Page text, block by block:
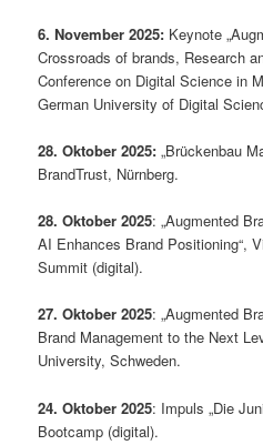
6. November 2025: Keynote
Crossroads of brands, Research
Conference on Digital Science in
German University of Digital
28. Oktober 2025: „Brückenbau
BrandTrust, Nürnberg.
28. Oktober 2025: „Augmented
AI Enhances Brand Positioning“,
Summit (digital).
27. Oktober 2025: „Augmented
Brand Management to the Next
University, Schweden.
24. Oktober 2025: Impuls „Die
Bootcamp (digital).